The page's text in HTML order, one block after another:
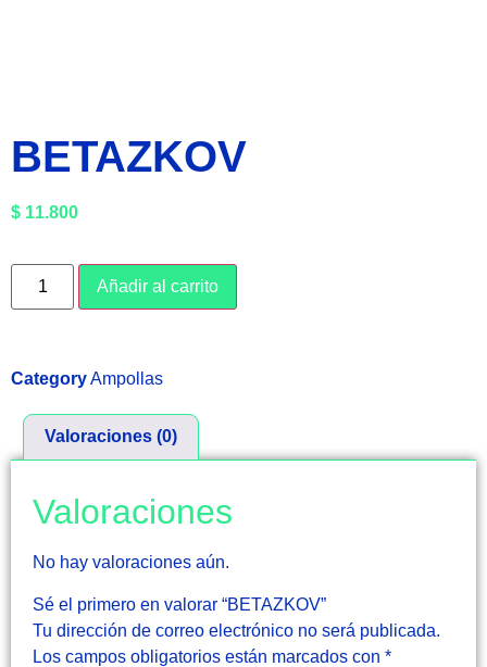
BETAZKOV
$ 11.800
Añadir al carrito
CategoryAmpollas
Valoraciones (0)
Valoraciones
No hay valoraciones aún.
Sé el primero en valorar “BETAZKOV”
Tu dirección de correo electrónico no será publicada.
Los campos obligatorios están marcados con *